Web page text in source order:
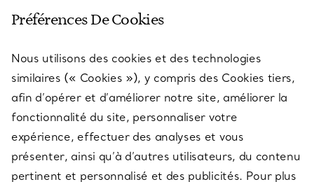
SERVICES
À PROPOS
QUESTIONS LÉGALES
Préférences De Cookies
Nous utilisons des cookies et des technologies
similaires (« Cookies »), y compris des Cookies tiers,
afin d’opérer et d’améliorer notre site, améliorer la
fonctionnalité du site, personnaliser votre
expérience, effectuer des analyses et vous
présenter, ainsi qu’à d’autres utilisateurs, du contenu
pertinent et personnalisé et des publicités. Pour plus